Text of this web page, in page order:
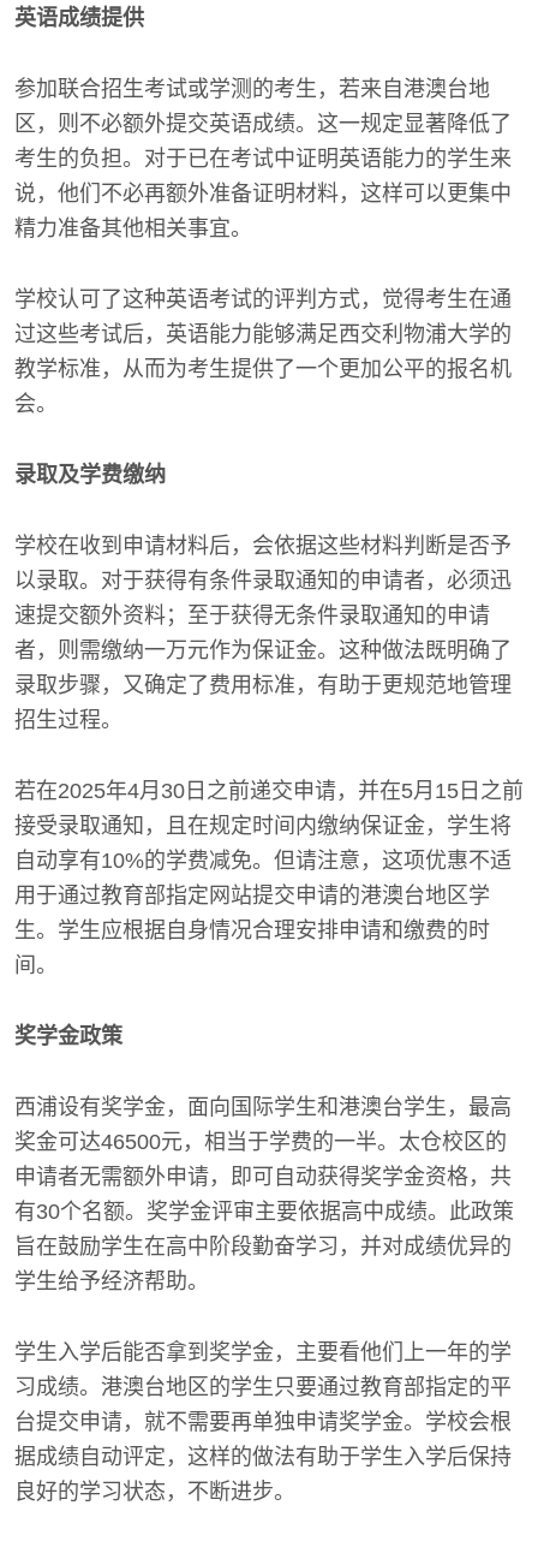
英语成绩提供
参加联合招生考试或学测的考生，若来自港澳台地
区，则不必额外提交英语成绩。这一规定显著降低了
考生的负担。对于已在考试中证明英语能力的学生来
说，他们不必再额外准备证明材料，这样可以更集中
精力准备其他相关事宜。
学校认可了这种英语考试的评判方式，觉得考生在通
过这些考试后，英语能力能够满足西交利物浦大学的
教学标准，从而为考生提供了一个更加公平的报名机
会。
录取及学费缴纳
学校在收到申请材料后，会依据这些材料判断是否予
以录取。对于获得有条件录取通知的申请者，必须迅
速提交额外资料；至于获得无条件录取通知的申请
者，则需缴纳一万元作为保证金。这种做法既明确了
录取步骤，又确定了费用标准，有助于更规范地管理
招生过程。
若在2025年4月30日之前递交申请，并在5月15日之前
接受录取通知，且在规定时间内缴纳保证金，学生将
自动享有10%的学费减免。但请注意，这项优惠不适
用于通过教育部指定网站提交申请的港澳台地区学
生。学生应根据自身情况合理安排申请和缴费的时
间。
奖学金政策
西浦设有奖学金，面向国际学生和港澳台学生，最高
奖金可达46500元，相当于学费的一半。太仓校区的
申请者无需额外申请，即可自动获得奖学金资格，共
有30个名额。奖学金评审主要依据高中成绩。此政策
旨在鼓励学生在高中阶段勤奋学习，并对成绩优异的
学生给予经济帮助。
学生入学后能否拿到奖学金，主要看他们上一年的学
习成绩。港澳台地区的学生只要通过教育部指定的平
台提交申请，就不需要再单独申请奖学金。学校会根
据成绩自动评定，这样的做法有助于学生入学后保持
良好的学习状态，不断进步。